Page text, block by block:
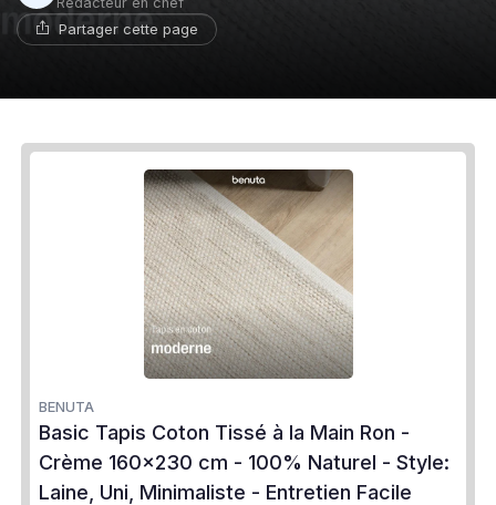
Partager cette page
BENUTA
Basic Tapis Coton Tissé à la Main Ron -
Crème 160x230 cm - 100% Naturel - Style:
Laine, Uni, Minimaliste - Entretien Facile